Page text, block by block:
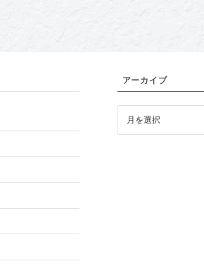
アーカイブ
カ